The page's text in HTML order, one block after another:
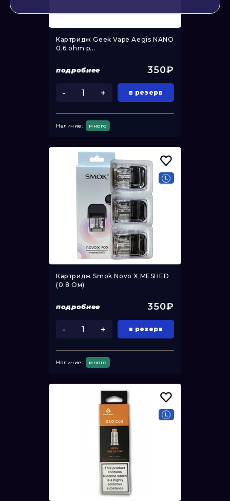
Картридж Geek Vape Aegis NANO
0.6 ohm p...
подробнее 350₽
- + в резерв
Наличие: много
Картридж Smok Novo X MESHED
(0.8 Ом)
подробнее 350₽
- + в резерв
Наличие: много